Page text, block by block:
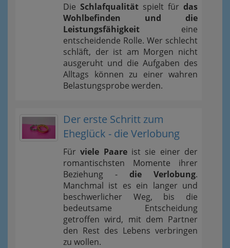
Die Schlafqualität spielt für das
Wohlbefinden und die
Leistungsfähigkeit eine
entscheidende Rolle. Wer schlecht
schläft, der ist am Morgen nicht
ausgeruht und die Aufgaben des
Alltags können zu einer wahren
Belastungsprobe werden.
Der erste Schritt zum
Eheglück - die Verlobung
Fürviele Paareist sie einer der
romantischsten Momente ihrer
Beziehung - die Verlobung.
Manchmal ist es ein langer und
beschwerlicher Weg, bis die
bedeutsame Entscheidung
getroffen wird, mit dem Partner
den Rest des Lebens verbringen
zu wollen.